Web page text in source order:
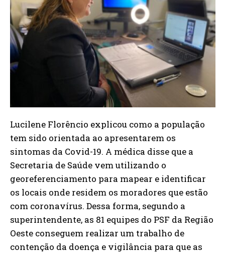
Lucilene Florêncio explicou como a população
tem sido orientada ao apresentarem os
sintomas da Covid-19. A médica disse que a
Secretaria de Saúde vem utilizando o
georeferenciamento para mapear e identificar
os locais onde residem os moradores que estão
com coronavírus. Dessa forma, segundo a
superintendente, as 81 equipes do PSF da Região
Oeste conseguem realizar um trabalho de
contenção da doença e vigilância para que as